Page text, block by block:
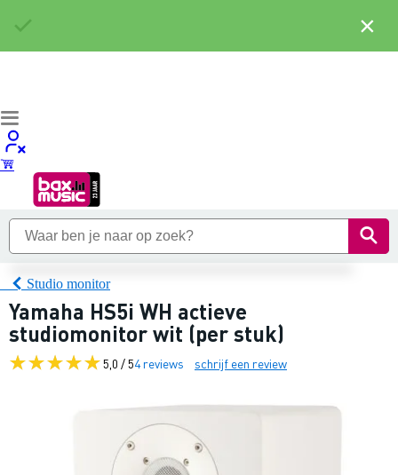
Studio monitor
Yamaha HS5i WH actieve
studiomonitor wit (per stuk)
5,0 / 54 reviews schrijf een review
×